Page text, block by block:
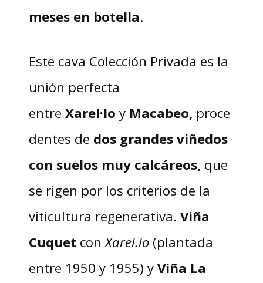
meses en botella.
Este cava Colección Privada es la
unión perfecta
entre Xarel·lo y Macabeo, proce
dentes de dos grandes viñedos
con suelos muy calcáreos, que
se rigen por los criterios de la
viticultura regenerativa. Viña
Cuquet conXarel.lo (plantada
entre 1950 y 1955) y Viña La